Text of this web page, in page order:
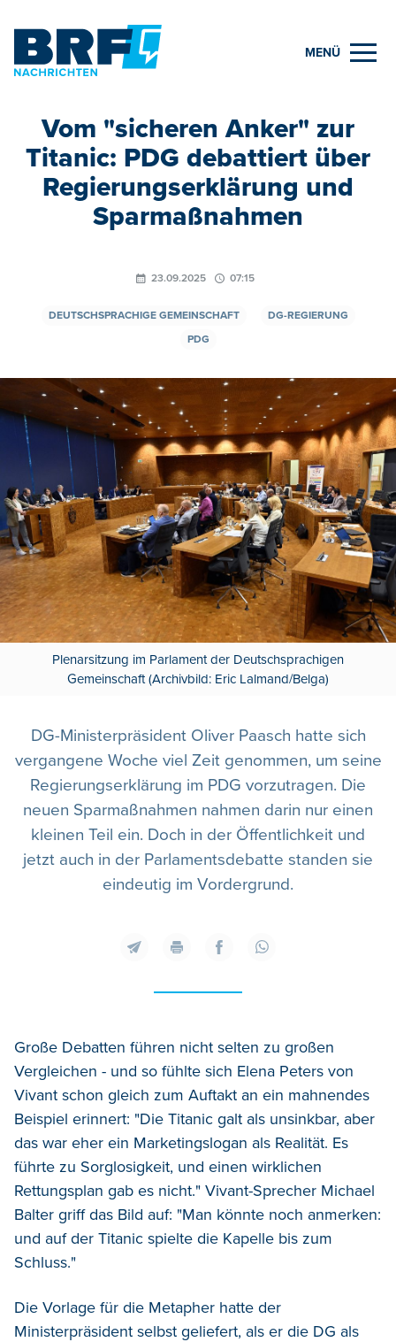
MENÜ
Vom "sicheren Anker" zur
Titanic: PDG debattiert über
Regierungserklärung und
Sparmaßnahmen
23.09.2025 07:15
DEUTSCHSPRACHIGE GEMEINSCHAFT
DG-REGIERUNG
PDG
Plenarsitzung im Parlament der Deutschsprachigen
Gemeinschaft (Archivbild: Eric Lalmand/Belga)
DG-Ministerpräsident Oliver Paasch hatte sich
vergangene Woche viel Zeit genommen, um seine
Regierungserklärung im PDG vorzutragen. Die
neuen Sparmaßnahmen nahmen darin nur einen
kleinen Teil ein. Doch in der Öffentlichkeit und
jetzt auch in der Parlamentsdebatte standen sie
eindeutig im Vordergrund.
Große Debatten führen nicht selten zu großen
Vergleichen - und so fühlte sich Elena Peters von
Vivant schon gleich zum Auftakt an ein mahnendes
Beispiel erinnert: "Die Titanic galt als unsinkbar, aber
das war eher ein Marketingslogan als Realität. Es
führte zu Sorglosigkeit, und einen wirklichen
Rettungsplan gab es nicht." Vivant-Sprecher Michael
Balter griff das Bild auf: "Man könnte noch anmerken:
und auf der Titanic spielte die Kapelle bis zum
Schluss."
Die Vorlage für die Metapher hatte der
Ministerpräsident selbst geliefert, als er die DG als